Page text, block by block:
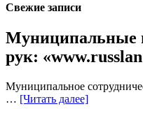
Свежие записи
Муниципальные
рук:
Муниципальное
… [Читать далее]